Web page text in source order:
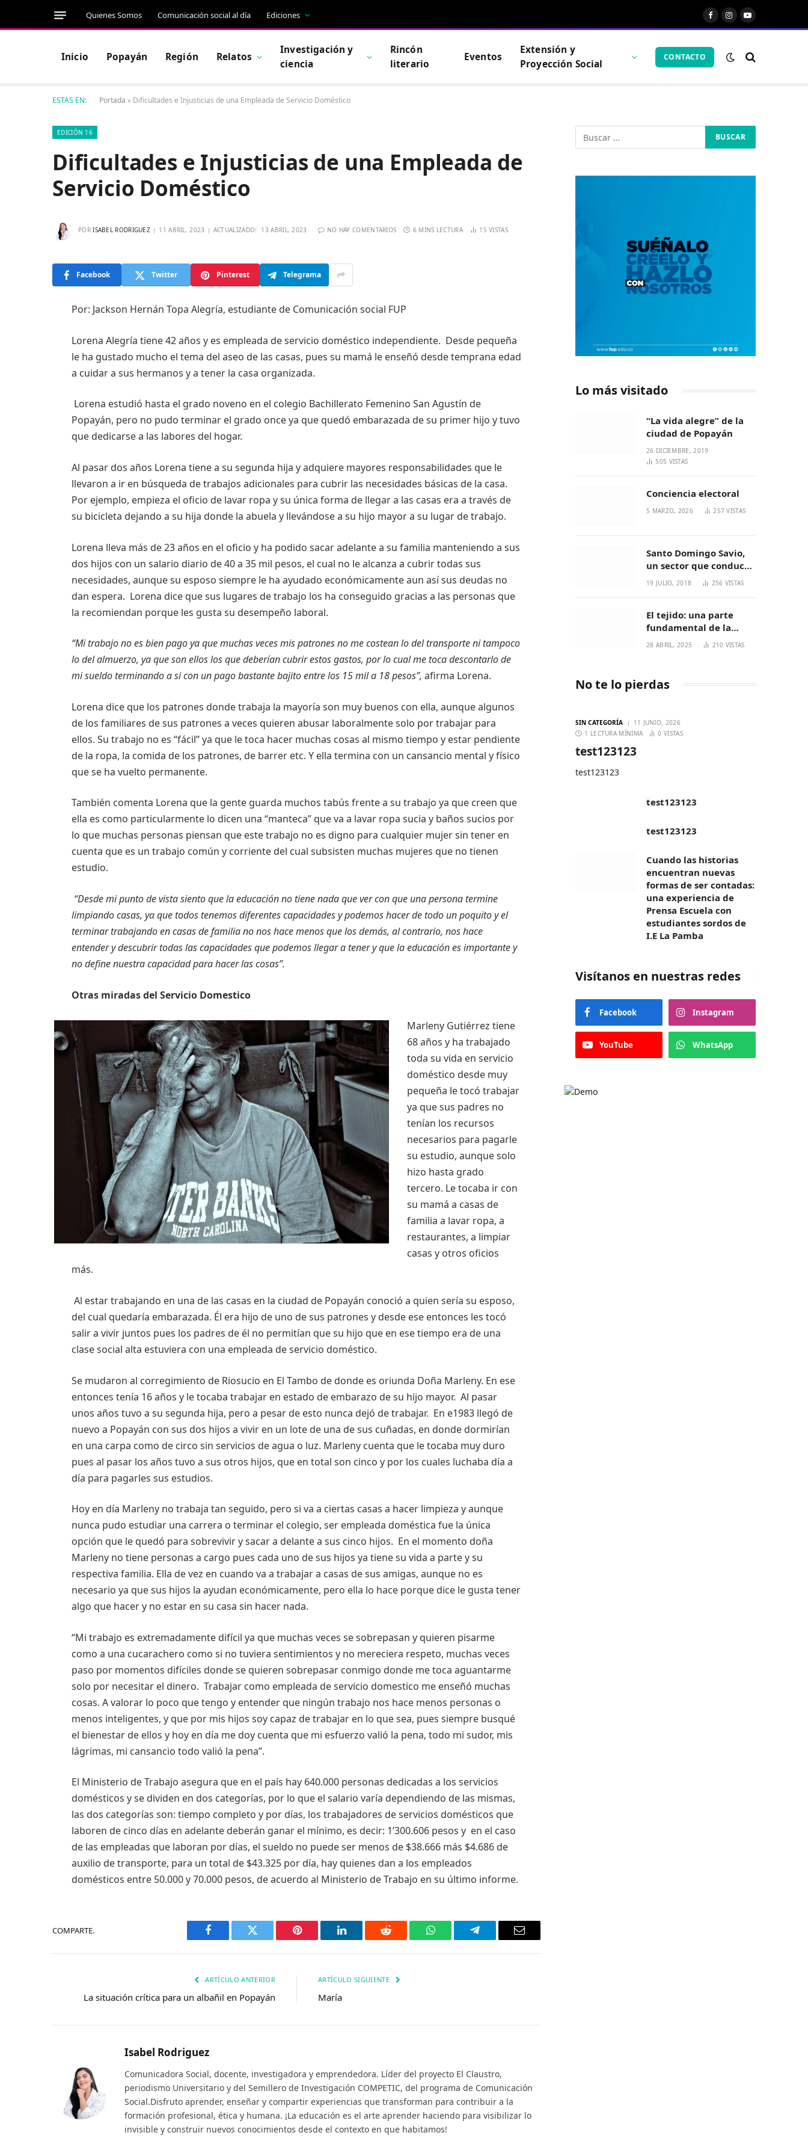
Quienes Somos Comunicación social al día Ediciones FacebookInstagram
YouTube
Inicio Popayán Región Relatos
Investigación y
ciencia
Rincón
literario
Eventos
Extensión y
Proyección Social
CONTACTO
ESTÁS EN: Portada » Dificultades e Injusticias de una Empleada de Servicio Doméstico
EDICIÓN 16
Dificultades e Injusticias de una Empleada de
Servicio Doméstico
POR ISABEL RODRIGUEZ 11 ABRIL, 2023 ACTUALIZADO: 13 ABRIL, 2023 NO HAY COMENTARIOS 6 MINS LECTURA 15VISTAS
Facebook Twitter Pinterest Telegrama
Por: Jackson Hernán Topa Alegría, estudiante de Comunicación social FUP
Lorena Alegría tiene 42 años y es empleada de servicio doméstico independiente. Desde pequeña
le ha gustado mucho el tema del aseo de las casas, pues su mamá le enseñó desde temprana edad
a cuidar a sus hermanos y a tener la casa organizada.
Lorena estudió hasta el grado noveno en el colegio Bachillerato Femenino San Agustín de
Popayán, pero no pudo terminar el grado once ya que quedó embarazada de su primer hijo y tuvo
que dedicarse a las labores del hogar.
Al pasar dos años Lorena tiene a su segunda hija y adquiere mayores responsabilidades que le
llevaron a ir en búsqueda de trabajos adicionales para cubrir las necesidades básicas de la casa.
Por ejemplo, empieza el oficio de lavar ropa y su única forma de llegar a las casas era a través de
su bicicleta dejando a su hija donde la abuela y llevándose a su hijo mayor a su lugar de trabajo.
Lorena lleva más de 23 años en el oficio y ha podido sacar adelante a su familia manteniendo a sus
dos hijos con un salario diario de 40 a 35 mil pesos, el cual no le alcanza a cubrir todas sus
necesidades, aunque su esposo siempre le ha ayudado económicamente aun así sus deudas no
dan espera. Lorena dice que sus lugares de trabajo los ha conseguido gracias a las personas que
la recomiendan porque les gusta su desempeño laboral.
“Mi trabajo no es bien pago ya que muchas veces mis patrones no me costean lo del transporte ni tampoco
lo del almuerzo, ya que son ellos los que deberían cubrir estos gastos, por lo cual me toca descontarlo de
mi sueldo terminando a si con un pago bastante bajito entre los 15 mil a 18 pesos”, afirma Lorena.
Lorena dice que los patrones donde trabaja la mayoría son muy buenos con ella, aunque algunos
de los familiares de sus patrones a veces quieren abusar laboralmente solo por trabajar para
ellos. Su trabajo no es “fácil” ya que le toca hacer muchas cosas al mismo tiempo y estar pendiente
de la ropa, la comida de los patrones, de barrer etc. Y ella termina con un cansancio mental y físico
que se ha vuelto permanente.
También comenta Lorena que la gente guarda muchos tabús frente a su trabajo ya que creen que
ella es como particularmente lo dicen una “manteca” que va a lavar ropa sucia y baños sucios por
lo que muchas personas piensan que este trabajo no es digno para cualquier mujer sin tener en
cuenta que es un trabajo común y corriente del cual subsisten muchas mujeres que no tienen
estudio.
“Desde mi punto de vista siento que la educación no tiene nada que ver con que una persona termine
limpiando casas, ya que todos tenemos diferentes capacidades y podemos hacer de todo un poquito y el
terminar trabajando en casas de familia no nos hace menos que los demás, al contrario, nos hace
entender y descubrir todas las capacidades que podemos llegar a tener y que la educación es importante y
no define nuestra capacidad para hacer las cosas”.
Otras miradas del Servicio Domestico
Marleny Gutiérrez tiene
68 años y ha trabajado
toda su vida en servicio
doméstico desde muy
pequeña le tocó trabajar
ya que sus padres no
tenían los recursos
necesarios para pagarle
su estudio, aunque solo
hizo hasta grado
tercero. Le tocaba ir con
su mamá a casas de
familia a lavar ropa, a
restaurantes, a limpiar
casas y otros oficios
más.
Al estar trabajando en una de las casas en la ciudad de Popayán conoció a quien sería su esposo,
del cual quedaría embarazada. Él era hijo de uno de sus patrones y desde ese entonces les tocó
salir a vivir juntos pues los padres de él no permitían que su hijo que en ese tiempo era de una
clase social alta estuviera con una empleada de servicio doméstico.
Se mudaron al corregimiento de Riosucio en El Tambo de donde es oriunda Doña Marleny. En ese
entonces tenía 16 años y le tocaba trabajar en estado de embarazo de su hijo mayor. Al pasar
unos años tuvo a su segunda hija, pero a pesar de esto nunca dejó de trabajar. En e1983 llegó de
nuevo a Popayán con sus dos hijos a vivir en un lote de una de sus cuñadas, en donde dormirían
en una carpa como de circo sin servicios de agua o luz. Marleny cuenta que le tocaba muy duro
pues al pasar los años tuvo a sus otros hijos, que en total son cinco y por los cuales luchaba día a
día para pagarles sus estudios.
Hoy en día Marleny no trabaja tan seguido, pero si va a ciertas casas a hacer limpieza y aunque
nunca pudo estudiar una carrera o terminar el colegio, ser empleada doméstica fue la única
opción que le quedó para sobrevivir y sacar a delante a sus cinco hijos. En el momento doña
Marleny no tiene personas a cargo pues cada uno de sus hijos ya tiene su vida a parte y su
respectiva familia. Ella de vez en cuando va a trabajar a casas de sus amigas, aunque no es
necesario ya que sus hijos la ayudan económicamente, pero ella lo hace porque dice le gusta tener
algo que hacer y no estar en su casa sin hacer nada.
“Mi trabajo es extremadamente difícil ya que muchas veces se sobrepasan y quieren pisarme
como a una cucarachero como si no tuviera sentimientos y no mereciera respeto, muchas veces
paso por momentos difíciles donde se quieren sobrepasar conmigo donde me toca aguantarme
solo por necesitar el dinero. Trabajar como empleada de servicio domestico me enseñó muchas
cosas. A valorar lo poco que tengo y entender que ningún trabajo nos hace menos personas o
menos inteligentes, y que por mis hijos soy capaz de trabajar en lo que sea, pues siempre busqué
el bienestar de ellos y hoy en día me doy cuenta que mi esfuerzo valió la pena, todo mi sudor, mis
lágrimas, mi cansancio todo valió la pena”.
El Ministerio de Trabajo asegura que en el país hay 640.000 personas dedicadas a los servicios
domésticos y se dividen en dos categorías, por lo que el salario varía dependiendo de las mismas,
las dos categorías son: tiempo completo y por días, los trabajadores de servicios domésticos que
laboren de cinco días en adelante deberán ganar el mínimo, es decir: 1’300.606 pesos y en el caso
de las empleadas que laboran por días, el sueldo no puede ser menos de $38.666 más $4.686 de
auxilio de transporte, para un total de $43.325 por día, hay quienes dan a los empleados
domésticos entre 50.000 y 70.000 pesos, de acuerdo al Ministerio de Trabajo en su último informe.
COMPARTE.
Facebook Twitter Pinterest LinkedIn Reddit WhatsAppTelegramaCorreo
ARTÍCULO ANTERIOR
La situación crítica para un albañil en Popayán
ARTÍCULO SIGUIENTE
María
Isabel Rodriguez
Comunicadora Social, docente, investigadora y emprendedora. Líder del proyecto El Claustro,
periodismo Universitario y del Semillero de Investigación COMPETIC, del programa de Comunicación
Social.Disfruto aprender, enseñar y compartir experiencias que transforman para contribuir a la
formación profesional, ética y humana. ¡La educación es el arte aprender haciendo para visibilizar lo
invisible y construir nuevos conocimientos desde el contexto en que habitamos!
Lo más visitado
“La vida alegre” de la
ciudad de Popayán
26 DICIEMBRE, 2019
505 VISTAS
Conciencia electoral
5 MARZO, 2026 257VISTAS
Santo Domingo Savio,
un sector que conduce
a generaciones
increíbles
19 JULIO, 2018 256 VISTAS
El tejido: una parte
fundamental de la
cultura Nasa
28 ABRIL, 2025 210 VISTAS
No te lo pierdas
SIN CATEGORÍA
11 JUNIO, 2026
1 LECTURA MÍNIMA
0VISTAS
test123123
test123123
test123123
test123123
Cuando las historias
encuentran nuevas
formas de ser contadas:
una experiencia de
Prensa Escuela con
estudiantes sordos de
I.E La Pamba
Visítanos en nuestras redes
Facebook Instagram
YouTube WhatsApp